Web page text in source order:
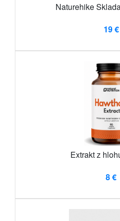
Naturehike
19 €
Extrakt z
8 €